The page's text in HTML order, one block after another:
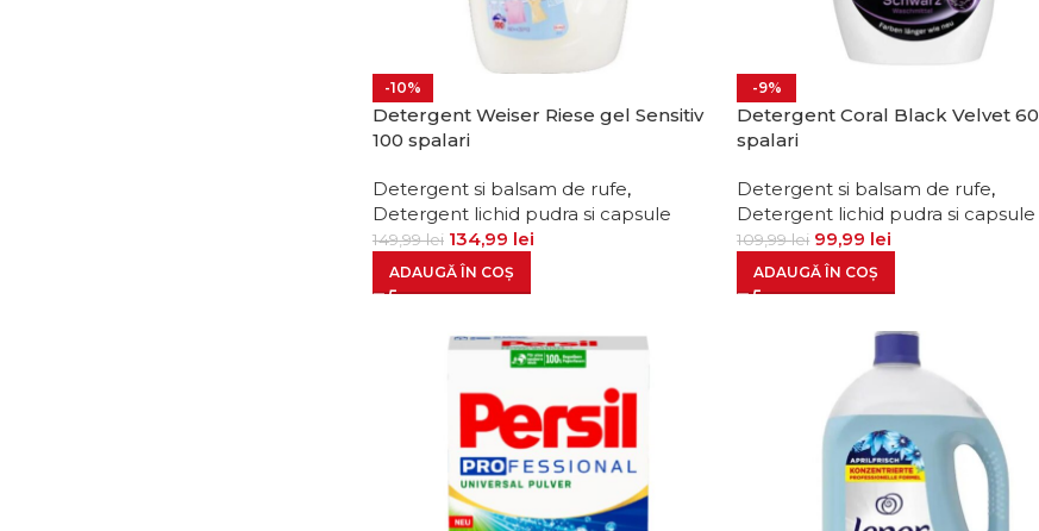
-10%
Detergent Weiser Riese gel Sensitiv
100 spalari
Detergent si balsam de rufe,
Detergent lichid pudra si capsule
149,99lei 134,99 lei
ADAUGĂ ÎN COȘ
-9%
Detergent Coral Black Velvet 60
spalari
Detergent si balsam de rufe,
Detergent lichid pudra si capsule
109,99lei 99,99 lei
ADAUGĂ ÎN COȘ